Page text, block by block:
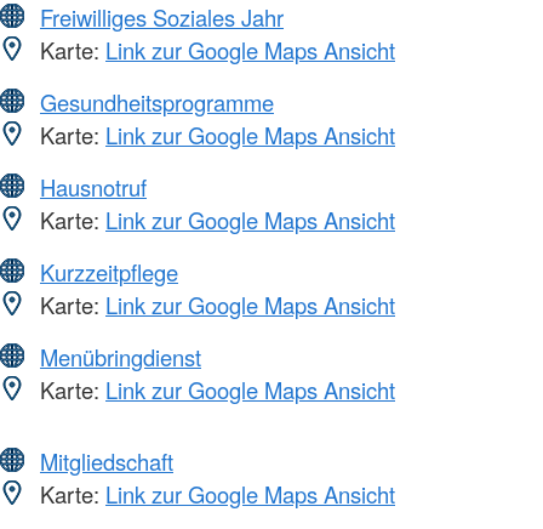
Freiwilliges Soziales Jahr
Karte: Link zur Google Maps Ansicht
Gesundheitsprogramme
Karte: Link zur Google Maps Ansicht
Hausnotruf
Karte: Link zur Google Maps Ansicht
Kurzzeitpflege
Karte: Link zur Google Maps Ansicht
Menübringdienst
Karte: Link zur Google Maps Ansicht
Mitgliedschaft
Karte: Link zur Google Maps Ansicht